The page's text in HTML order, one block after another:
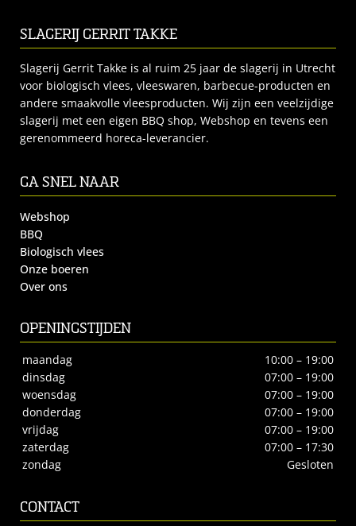
SLAGERIJ GERRIT TAKKE
Slagerij Gerrit Takke is al ruim 25 jaar de slagerij in Utrecht
voor biologisch vlees, vleeswaren, barbecue-producten en
andere smaakvolle vleesproducten. Wij zijn een veelzijdige
slagerij met een eigen BBQ shop, Webshop en tevens een
gerenommeerd horeca-leverancier.
GA SNEL NAAR
Webshop
BBQ
Biologisch vlees
Onze boeren
Over ons
OPENINGSTIJDEN
maandag
10:00 – 19:00
dinsdag
07:00 – 19:00
woensdag
07:00 – 19:00
donderdag
07:00 – 19:00
vrijdag
07:00 – 19:00
zaterdag
07:00 – 17:30
zondag
Gesloten
CONTACT